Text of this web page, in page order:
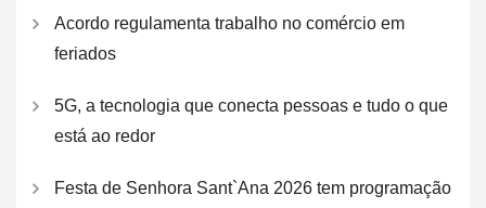
Acordo regulamenta trabalho no comércio em
feriados
5G, a tecnologia que conecta pessoas e tudo o que
está ao redor
Festa de Senhora Sant`Ana 2026 tem programação